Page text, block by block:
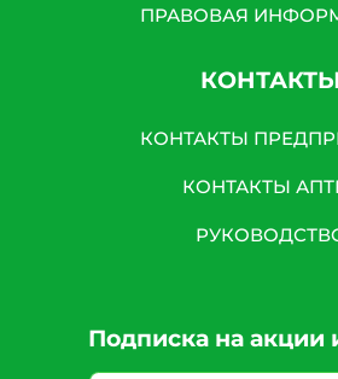
ПРАВОВАЯ
КОНТАКТЫ
КОНТАКТЫ
КОНТАКТЫ
Подписка на акции